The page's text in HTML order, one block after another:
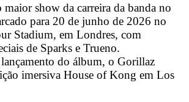
maior show da carreira da banda no
para 20 de junho de 2026 no
Stadium, em Londres, com
de Sparks e Trueno.
lançamento do álbum, o Gorillaz
imersiva House of Kong em Los